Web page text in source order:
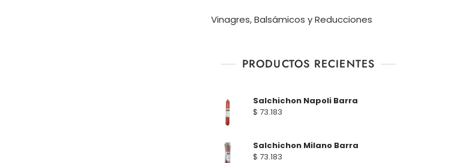
Vinagres, Balsámicos y Reducciones
PRODUCTOS RECIENTES
Salchichon Napoli Barra
$ 73.183
Salchichon Milano Barra
$ 73.183